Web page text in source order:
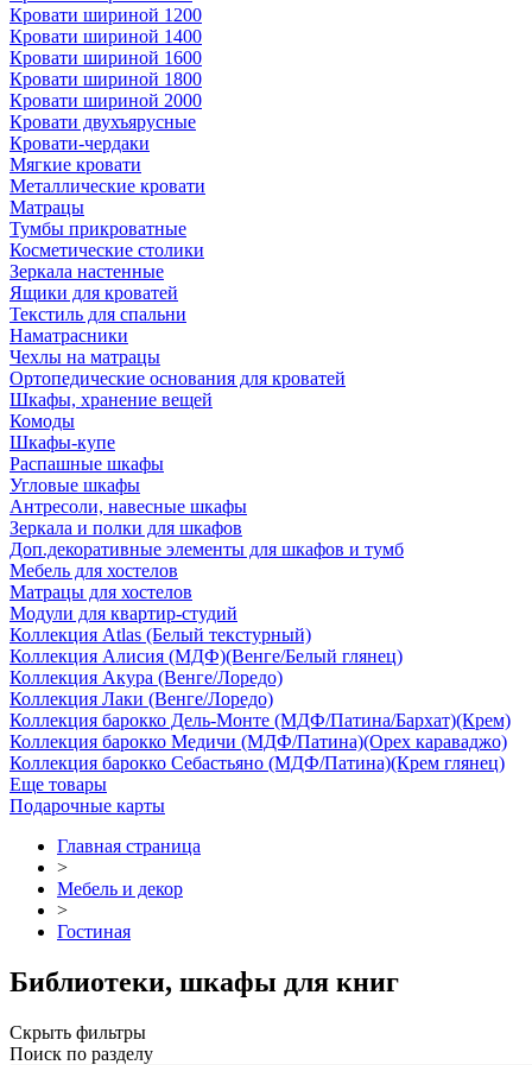
Кровати шириной 1200
Кровати шириной 1400
Кровати шириной 1600
Кровати шириной 1800
Кровати шириной 2000
Кровати двухъярусные
Кровати-чердаки
Мягкие кровати
Металлические кровати
Матрацы
Тумбы прикроватные
Косметические столики
Зеркала настенные
Ящики для кроватей
Текстиль для спальни
Наматрасники
Чехлы на матрацы
Ортопедические основания для кроватей
Шкафы, хранение вещей
Комоды
Шкафы-купе
Распашные шкафы
Угловые шкафы
Антресоли, навесные шкафы
Зеркала и полки для шкафов
Доп.декоративные элементы для шкафов и тумб
Мебель для хостелов
Матрацы для хостелов
Модули для квартир-студий
Коллекция Atlas (Белый текстурный)
Коллекция Алисия (МДФ)(Венге/Белый глянец)
Коллекция Акура (Венге/Лоредо)
Коллекция Лаки (Венге/Лоредо)
Коллекция барокко Дель-Монте (МДФ/Патина/Бархат)(Крем)
Коллекция барокко Медичи (МДФ/Патина)(Орех караваджо)
Коллекция барокко Себастьяно (МДФ/Патина)(Крем глянец)
Еще товары
Подарочные карты
Главная страница
>
Мебель и декор
>
Гостиная
Библиотеки, шкафы для книг
Скрыть фильтры
Поиск по разделу